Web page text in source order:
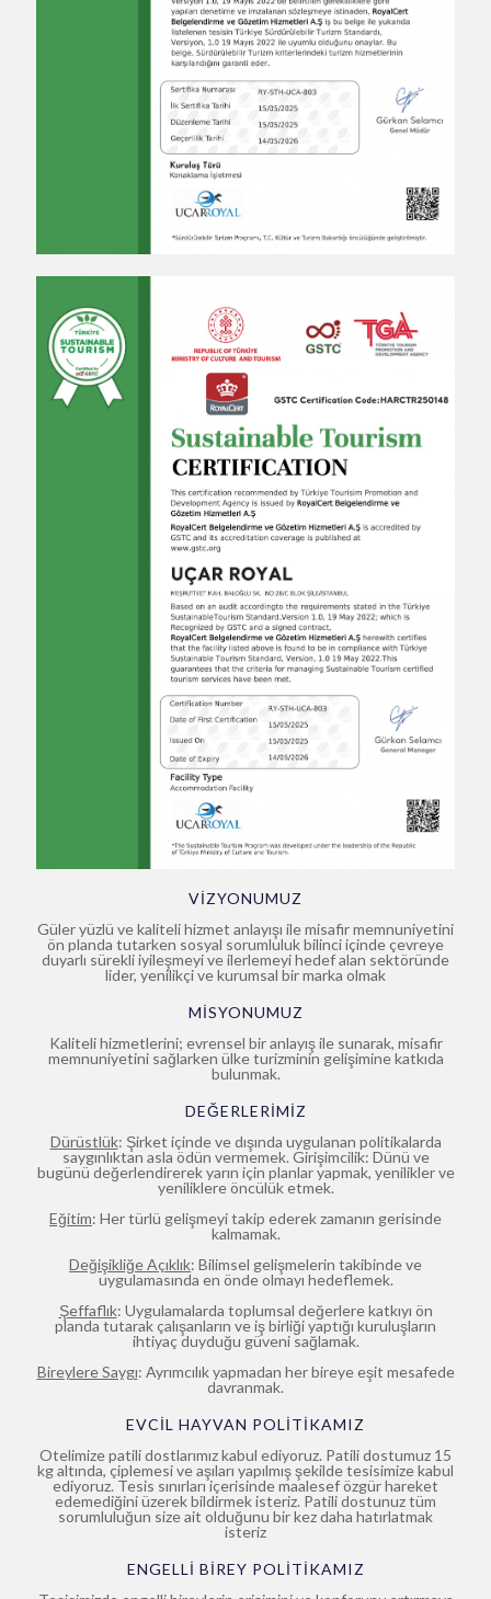
VİZYONUMUZ
Güler yüzlü ve kaliteli hizmet anlayışı ile misafir memnuniyetini
ön planda tutarken sosyal sorumluluk bilinci içinde çevreye
duyarlı sürekli iyileşmeyi ve ilerlemeyi hedef alan sektöründe
lider, yenilikçi ve kurumsal bir marka olmak
MİSYONUMUZ
Kaliteli hizmetlerini; evrensel bir anlayış ile sunarak, misafir
memnuniyetini sağlarken ülke turizminin gelişimine katkıda
bulunmak.
DEĞERLERİMİZ
Dürüstlük: Şirket içinde ve dışında uygulanan politikalarda
saygınlıktan asla ödün vermemek. Girişimcilik: Dünü ve
bugünü değerlendirerek yarın için planlar yapmak, yenilikler ve
yeniliklere öncülük etmek.
Eğitim: Her türlü gelişmeyi takip ederek zamanın gerisinde
kalmamak.
Değişikliğe Açıklık: Bilimsel gelişmelerin takibinde ve
uygulamasında en önde olmayı hedeflemek.
Şeffaflık: Uygulamalarda toplumsal değerlere katkıyı ön
planda tutarak çalışanların ve iş birliği yaptığı kuruluşların
ihtiyaç duyduğu güveni sağlamak.
Bireylere Saygı: Ayrımcılık yapmadan her bireye eşit mesafede
davranmak.
EVCİL HAYVAN POLİTİKAMIZ
Otelimize patili dostlarımız kabul ediyoruz. Patili dostumuz 15
kg altında, çiplemesi ve aşıları yapılmış şekilde tesisimize kabul
ediyoruz. Tesis sınırları içerisinde maalesef özgür hareket
edemediğini üzerek bildirmek isteriz. Patili dostunuz tüm
sorumluluğun size ait olduğunu bir kez daha hatırlatmak
isteriz
ENGELLİ BİREY POLİTİKAMIZ